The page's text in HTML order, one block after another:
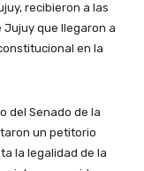
recibieron a las
Jujuy que llegaron a
en la
del Senado de la
un petitorio
la legalidad de la